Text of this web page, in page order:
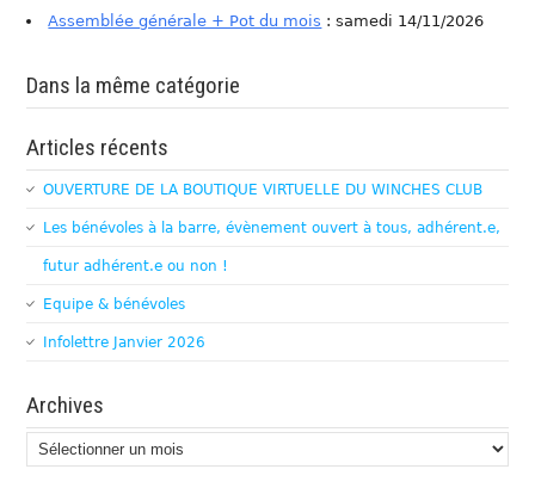
Assemblée générale + Pot du mois : samedi 14/11/2026
Dans la même catégorie
Articles récents
OUVERTURE DE LA BOUTIQUE VIRTUELLE DU WINCHES CLUB
Les bénévoles à la barre, évènement ouvert à tous, adhérent.e,
futur adhérent.e ou non !
Equipe & bénévoles
Infolettre Janvier 2026
Archives
Archives